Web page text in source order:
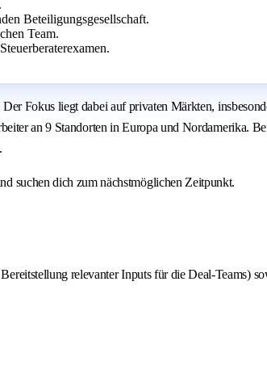
Beteiligungsgesellschaft.
Team.
Fokus liegt dabei auf privaten Märkten,
an 9 Standorten in Europa und
suchen dich zum nächstmöglichen Zeitpunkt.
relevanter Inputs für die Deal-Teams)